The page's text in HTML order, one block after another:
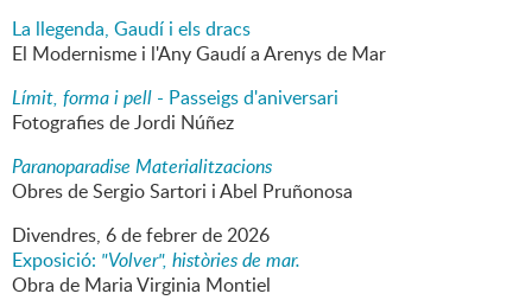
La llegenda, Gaudí i els dracs
El Modernisme i l'Any Gaudí a Arenys de Mar
Límit, forma i pell - Passeigs d'aniversari
Fotografies de Jordi Núñez
Paranoparadise Materialitzacions
Obres de Sergio Sartori i Abel Pruñonosa
Divendres, 6defebrerde2026
Exposició: "Volver", històries de mar.
Obra de Maria Virginia Montiel